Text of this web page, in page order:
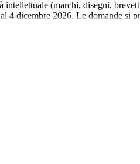
(marchi, disegni,
dicembre 2026. Le domande si